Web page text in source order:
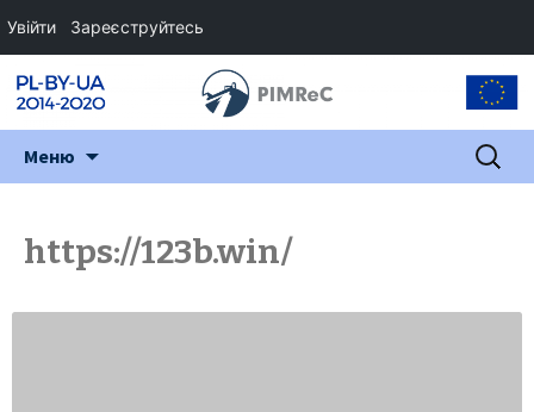
Меню Пошук:
https://123b.win/
Увійти Зареєструйтесь